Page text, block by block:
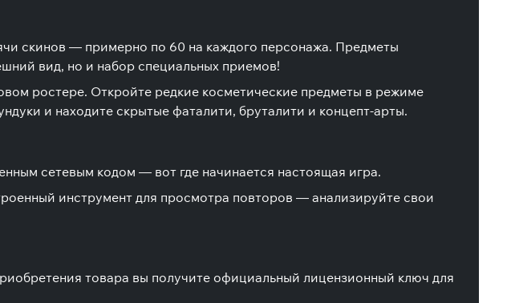
скинов — примерно по 60 на каждого персонажа. Предметы
вид, но и набор специальных приемов!
ростере. Откройте редкие косметические предметы в режиме
и находите скрытые фаталити, бруталити и концепт-арты.
сетевым кодом — вот где начинается настоящая игра.
инструмент для просмотра повторов — анализируйте свои
товара вы получите официальный лицензионный ключ для